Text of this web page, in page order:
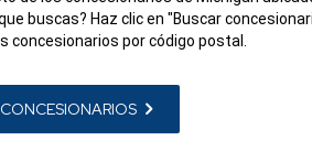
buscas? Haz clic en "Buscar
concesionarios por código postal.
CONCESIONARIOS